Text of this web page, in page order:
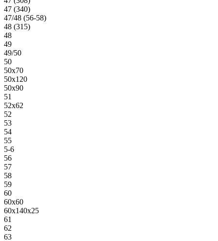
47 (340)
47/48 (56-58)
48 (315)
48
49
49/50
50
50х70
50х120
50х90
51
52х62
52
53
54
55
5-6
56
57
58
59
60
60х60
60х140х25
61
62
63